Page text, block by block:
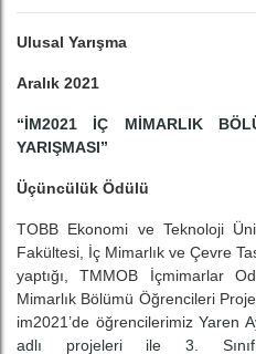
Ulusal Yarışma
Aralık 2021
“İM2021 İÇ MİMARLIK
YARIŞMASI”
Üçüncülük Ödülü
TOBB Ekonomi ve Teknoloji
Fakültesi, İç Mimarlık ve Çevre
yaptığı, TMMOB İçmimarlar
Mimarlık Bölümü Öğrencileri
im2021’de öğrencilerimizYaren
adlı projeleri ile 3.